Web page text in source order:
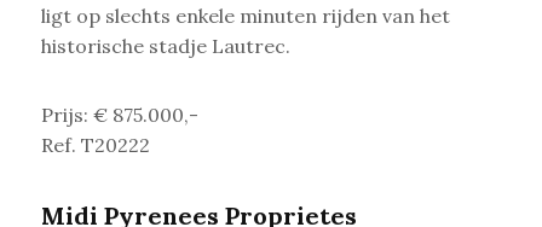
ligt op slechts enkele minuten rijden van het
historische stadje Lautrec.
Prijs: € 875.000,-
Ref. T20222
Midi Pyrenees Proprietes